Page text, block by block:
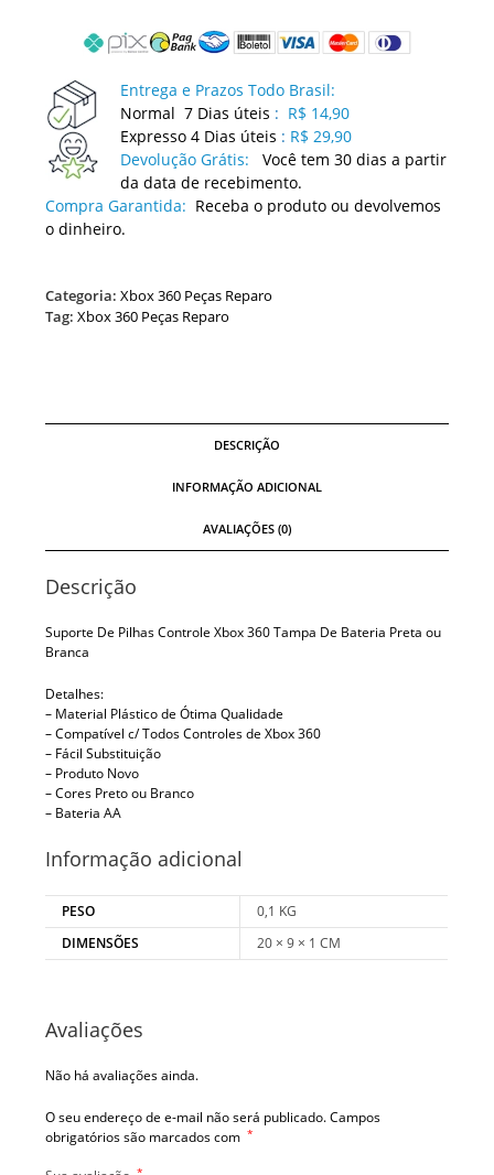
Entrega e Prazos Todo Brasil:
Normal 7 Dias úteis : R$ 14,90
Expresso 4 Dias úteis : R$ 29,90
Devolução Grátis:
Você tem 30 dias a partir
da data de recebimento.
Compra Garantida: Receba o produto ou devolvemos
o dinheiro.
Categoria:Xbox 360 Peças Reparo
Tag:Xbox 360 Peças Reparo
DESCRIÇÃO
INFORMAÇÃO ADICIONAL
AVALIAÇÕES (0)
Descrição
Suporte De Pilhas Controle Xbox 360 Tampa De Bateria Preta ou
Branca
Detalhes:
– Material Plástico de Ótima Qualidade
– Compatível c/ Todos Controles de Xbox 360
– Fácil Substituição
– Produto Novo
– Cores Preto ou Branco
– Bateria AA
Informação adicional
PESO
0,1 KG
DIMENSÕES
20 × 9 × 1 CM
Avaliações
Não há avaliações ainda.
O seu endereço de e-mail não será publicado.Campos
obrigatórios são marcados com *